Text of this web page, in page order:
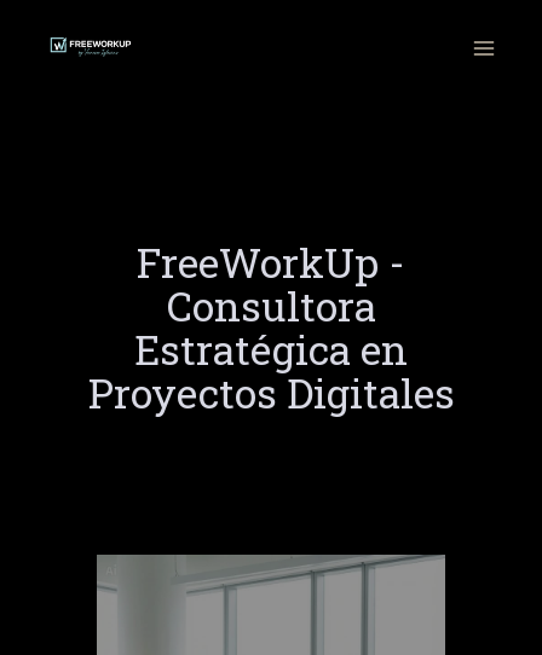
FreeWorkUp -
Consultora
Estratégica en
Proyectos Digitales